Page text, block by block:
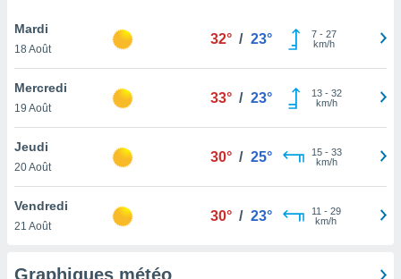
notre
que
et que
Mardi
18 Août
32° / 23° 7- 27
km/h
Mercredi
19 Août
33° / 23° 13- 32
km/h
Jeudi
20 Août
30° / 25° 15- 33
km/h
Vendredi
21 Août
30° / 23° 11 - 29
km/h
Graphiques météo